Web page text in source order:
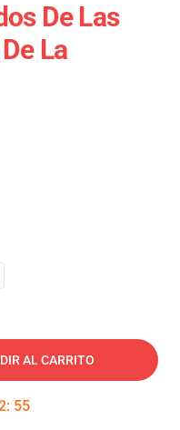
De Las
La
AL CARRITO
: 54